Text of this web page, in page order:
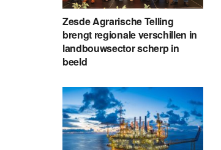
Zesde Agrarische Telling
brengt regionale verschillen in
landbouwsector scherp in
beeld